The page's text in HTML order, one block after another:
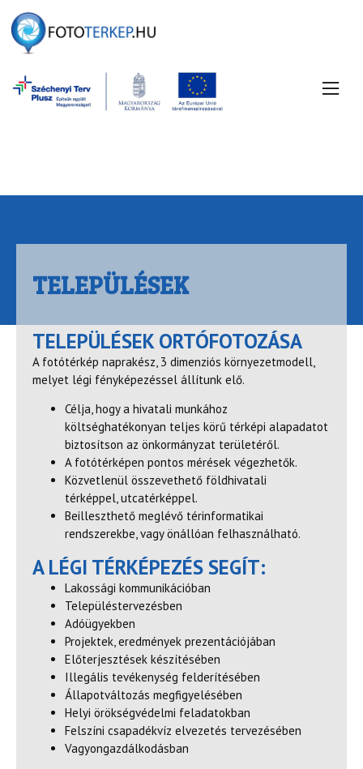
TELEPÜLÉSEK
TELEPÜLÉSEK ORTÓFOTOZÁSA
A fotótérkép naprakész, 3 dimenziós környezetmodell,
melyet légi fényképezéssel állítunk elő.
Célja, hogy a hivatali munkához
költséghatékonyan teljes körű térképi alapadatot
biztosítson az önkormányzat területéről.
A fotótérképen pontos mérések végezhetők.
Közvetlenül összevethető földhivatali
térképpel, utcatérképpel.
Beilleszthető meglévő térinformatikai
rendszerekbe, vagy önállóan felhasználható.
A LÉGI TÉRKÉPEZÉS SEGÍT:
Lakossági kommunikációban
Településtervezésben
Adóügyekben
Projektek, eredmények prezentációjában
Előterjesztések készítésében
Illegális tevékenység felderítésében
Állapotváltozás megfigyelésében
Helyi örökségvédelmi feladatokban
Felszíni csapadékvíz elvezetés tervezésében
Vagyongazdálkodásban